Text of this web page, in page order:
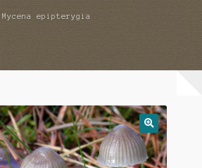
Mycena epipterygia